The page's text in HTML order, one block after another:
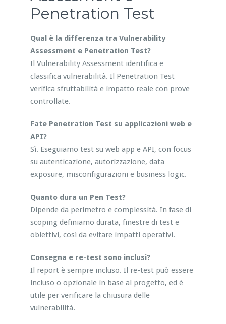
Penetration Test
Qual è la differenza tra Vulnerability
Assessment e Penetration Test?
Il Vulnerability Assessment identifica e
classifica vulnerabilità. Il Penetration Test
verifica sfruttabilità e impatto reale con prove
controllate.
Fate Penetration Test su applicazioni web e
API?
Sì. Eseguiamo test su web app e API, con focus
su autenticazione, autorizzazione, data
exposure, misconfigurazioni e business logic.
Quanto dura un Pen Test?
Dipende da perimetro e complessità. In fase di
scoping definiamo durata, finestre di test e
obiettivi, così da evitare impatti operativi.
Consegna e re-test sono inclusi?
Il report è sempre incluso. Il re-test può essere
incluso o opzionale in base al progetto, ed è
utile per verificare la chiusura delle
vulnerabilità.